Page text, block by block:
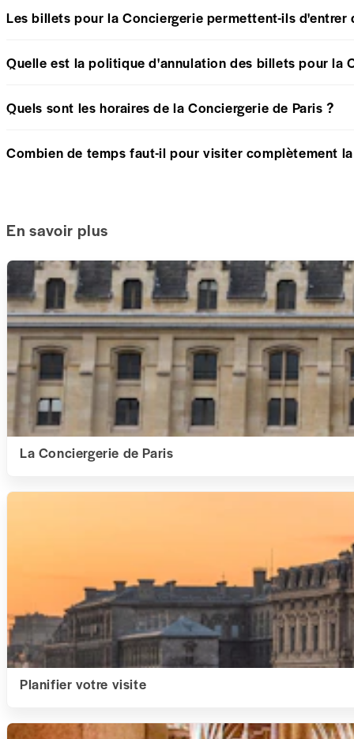
Les billets pour la Conciergerie permettent-ils d'entrer
Quelle est la politique d'annulation des billets pour la
Quels sont les horaires de la Conciergerie de Paris ?
Combien de temps faut-il pour visiter complètement
En savoir plus
La Conciergerie de Paris
Planifier votre visite